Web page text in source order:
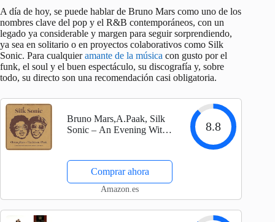
A día de hoy, se puede hablar de Bruno Mars como uno de los
nombres clave del pop y el R&B contemporáneos, con un
legado ya considerable y margen para seguir sorprendiendo,
ya sea en solitario o en proyectos colaborativos como Silk
Sonic. Para cualquieramante de la música con gusto por el
funk, el soul y el buen espectáculo, su discografía y, sobre
todo, su directo son una recomendación casi obligatoria.
Bruno Mars,A.Paak, Silk
Sonic – An Evening With
8.8
Comprar ahora
Amazon.es